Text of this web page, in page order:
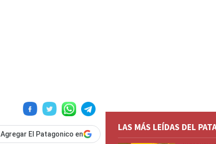
Agregar El Patagonico en
LAS MÁS LEÍDAS DEL